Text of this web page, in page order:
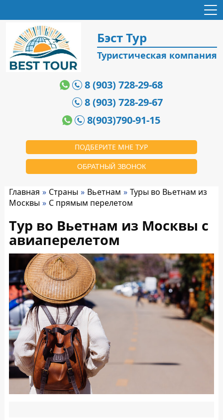
Бэст Тур
Туристическая компания
ПОДБЕРИТЕ МНЕ ТУР
ОБРАТНЫЙ ЗВОНОК
8 (903) 728-29-68
8 (903) 728-29-67
8(903)790-91-15
Главная Страны Вьетнам
Туры во Вьетнам из
Москвы
С прямым перелетом
Тур во Вьетнам из Москвы с
авиаперелетом